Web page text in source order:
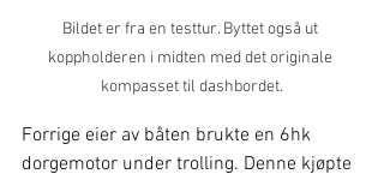
Bildet er fra en testtur. Byttet også ut
koppholderen i midten med det originale
kompasset til dashbordet.
Forrige eier av båten brukte en 6hk
dorgemotor under trolling. Denne kjøpte